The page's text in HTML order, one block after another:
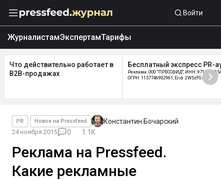
Войти
ЖурналистамЭкспертамТарифы
Что действительно работает в
B2B-продажах
Бесплатный экспресс PR-
Реклама: ООО "ПРЕССФИД", ИНН:
ОГРН: 1157746902961, Erid: 2W5zFGDycPz
PR Новое на Pressfeed Константин Бочарский
24 ноября 2015 0 1.1K
Реклама на Pressfeed.
Какие рекламные